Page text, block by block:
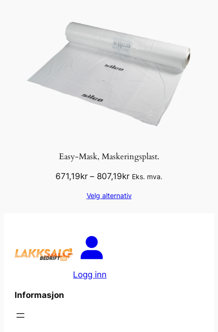
Easy-Mask, Maskeringsplast.
671,19kr – 807,19krPrisområde:
til
Eks. mva.
Velg alternativ
Logg inn
Informasjon